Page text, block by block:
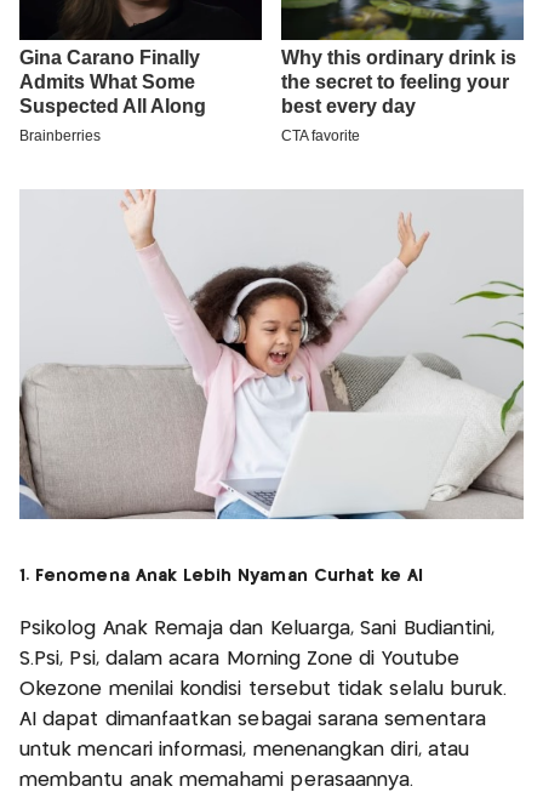
1. Fenomena Anak Lebih Nyaman Curhat ke AI
Psikolog Anak Remaja dan Keluarga, Sani Budiantini,
S.Psi, Psi, dalam acara Morning Zone di Youtube
Okezone menilai kondisi tersebut tidak selalu buruk.
AI dapat dimanfaatkan sebagai sarana sementara
untuk mencari informasi, menenangkan diri, atau
membantu anak memahami perasaannya.